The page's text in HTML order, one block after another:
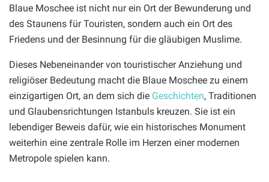
Blaue Moschee ist nicht nur ein Ort der Bewunderung und
des Staunens für Touristen, sondern auch ein Ort des
Friedens und der Besinnung für die gläubigen Muslime.
Dieses Nebeneinander von touristischer Anziehung und
religiöser Bedeutung macht die Blaue Moschee zu einem
einzigartigen Ort, an dem sich die Geschichten, Traditionen
und Glaubensrichtungen Istanbuls kreuzen. Sie ist ein
lebendiger Beweis dafür, wie ein historisches Monument
weiterhin eine zentrale Rolle im Herzen einer modernen
Metropole spielen kann.